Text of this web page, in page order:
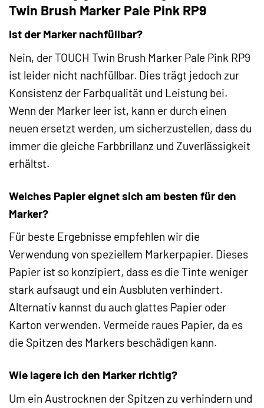
Twin Brush Marker Pale Pink RP9
Ist der Marker nachfüllbar?
Nein, der TOUCH Twin Brush Marker Pale Pink RP9
ist leider nicht nachfüllbar. Dies trägt jedoch zur
Konsistenz der Farbqualität und Leistung bei.
Wenn der Marker leer ist, kann er durch einen
neuen ersetzt werden, um sicherzustellen, dass du
immer die gleiche Farbbrillanz und Zuverlässigkeit
erhältst.
Welches Papier eignet sich am besten für den
Marker?
Für beste Ergebnisse empfehlen wir die
Verwendung von speziellem Markerpapier. Dieses
Papier ist so konzipiert, dass es die Tinte weniger
stark aufsaugt und ein Ausbluten verhindert.
Alternativ kannst du auch glattes Papier oder
Karton verwenden. Vermeide raues Papier, da es
die Spitzen des Markers beschädigen kann.
Wie lagere ich den Marker richtig?
Um ein Austrocknen der Spitzen zu verhindern und